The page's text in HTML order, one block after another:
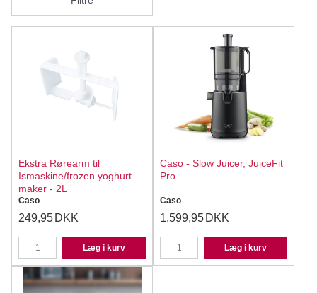
Ekstra Rørearm til
Ismaskine/frozen yoghurt
maker - 2L
Caso
249,95 DKK
Læg i kurv
Caso - Slow Juicer, JuiceFit
Pro
Caso
1.599,95 DKK
Læg i kurv